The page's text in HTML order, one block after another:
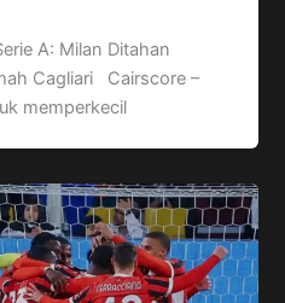
A: Milan Ditahan
Cagliari Cairscore –
memperkecil